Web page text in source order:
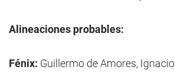
Alineaciones probables:
Fénix: Guillermo de Amores,